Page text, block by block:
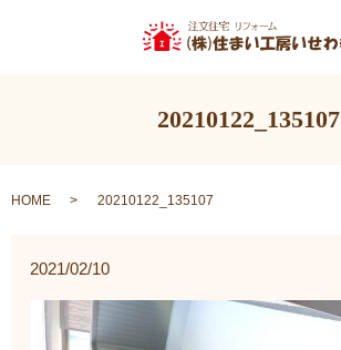
20210122_135107
HOME 20210122_135107
2021/02/10